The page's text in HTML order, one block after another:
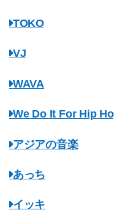
TOKO
VJ
WAVA
We Do It For Hip
アジアの音楽
あっち
イッキ